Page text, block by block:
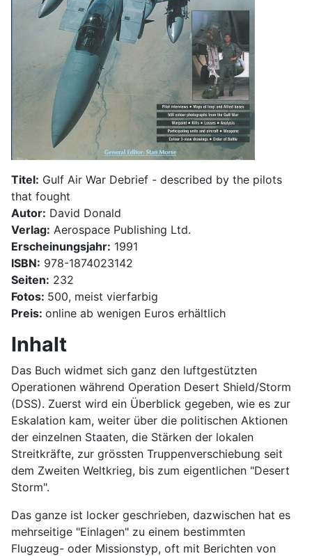
Titel: Gulf Air War Debrief - described by the pilots
that fought
Autor: David Donald
Verlag: Aerospace Publishing Ltd.
Erscheinungsjahr: 1991
ISBN: 978-1874023142
Seiten: 232
Fotos: 500, meist vierfarbig
Preis: online ab wenigen Euros erhältlich
Inhalt
Das Buch widmet sich ganz den luftgestützten
Operationen während Operation Desert Shield/Storm
(DSS). Zuerst wird ein Überblick gegeben, wie es zur
Eskalation kam, weiter über die politischen Aktionen
der einzelnen Staaten, die Stärken der lokalen
Streitkräfte, zur grössten Truppenverschiebung seit
dem Zweiten Weltkrieg, bis zum eigentlichen "Desert
Storm".
Das ganze ist locker geschrieben, dazwischen hat es
mehrseitige "Einlagen" zu einem bestimmten
Flugzeug- oder Missionstyp, oft mit Berichten von